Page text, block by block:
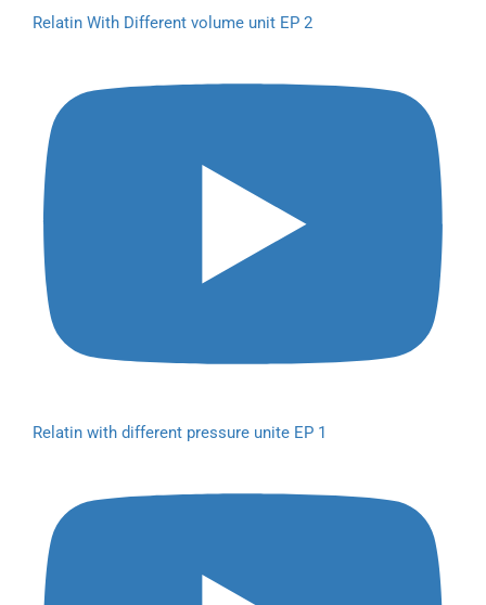
Relatin With Different volume unit EP 2
Relatin with different pressure unite EP 1